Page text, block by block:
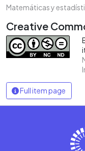
Matemáticas y
Creative
Full item page